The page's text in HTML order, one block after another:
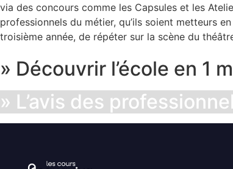
via des concours comme les Capsules et les
professionnels du métier, qu’ils soient metteurs
troisième année, de répéter sur la scène du
» Découvrir l’école en 1
» L’avis des